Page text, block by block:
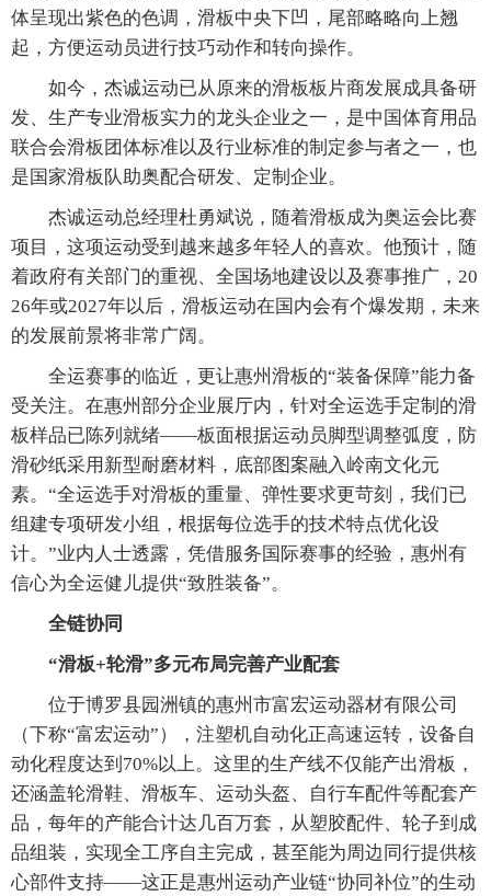
体呈现出紫色的色调，滑板中央下凹，尾部略略向上翘
起，方便运动员进行技巧动作和转向操作。
如今，杰诚运动已从原来的滑板板片商发展成具备研
发、生产专业滑板实力的龙头企业之一，是中国体育用品
联合会滑板团体标准以及行业标准的制定参与者之一，也
是国家滑板队助奥配合研发、定制企业。
杰诚运动总经理杜勇斌说，随着滑板成为奥运会比赛
项目，这项运动受到越来越多年轻人的喜欢。他预计，随
着政府有关部门的重视、全国场地建设以及赛事推广，20
26年或2027年以后，滑板运动在国内会有个爆发期，未来
的发展前景将非常广阔。
全运赛事的临近，更让惠州滑板的“装备保障”能力备
受关注。在惠州部分企业展厅内，针对全运选手定制的滑
板样品已陈列就绪——板面根据运动员脚型调整弧度，防
滑砂纸采用新型耐磨材料，底部图案融入岭南文化元
素。“全运选手对滑板的重量、弹性要求更苛刻，我们已
组建专项研发小组，根据每位选手的技术特点优化设
计。”业内人士透露，凭借服务国际赛事的经验，惠州有
信心为全运健儿提供“致胜装备”。
全链协同
“滑板+轮滑”多元布局完善产业配套
位于博罗县园洲镇的惠州市富宏运动器材有限公司
（下称“富宏运动”），注塑机自动化正高速运转，设备自
动化程度达到70%以上。这里的生产线不仅能产出滑板，
还涵盖轮滑鞋、滑板车、运动头盔、自行车配件等配套产
品，每年的产能合计达几百万套，从塑胶配件、轮子到成
品组装，实现全工序自主完成，甚至能为周边同行提供核
心部件支持——这正是惠州运动产业链“协同补位”的生动